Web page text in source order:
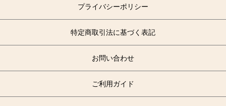
プライバシーポリシー
特定商取引法に基づく表記
お問い合わせ
ご利用ガイド